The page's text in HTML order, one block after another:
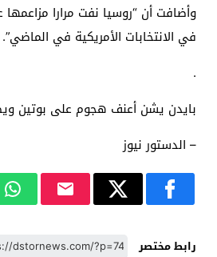
وأضافت أن “روسيا نفت مرارا
في الانتخابات الأمريكية في الماضي”.
.
بايدن يشن أعنف هجوم على بوتين
– الدستور نيوز
رابط مختصر